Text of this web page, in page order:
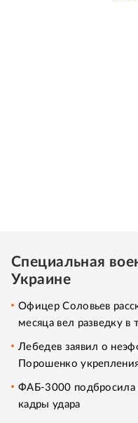
Специальная
Украине
Офицер Соловьев
месяца вел разведку
Лебедев заявил о
Порошенко
ФАБ-3000 подбросила
кадры удара